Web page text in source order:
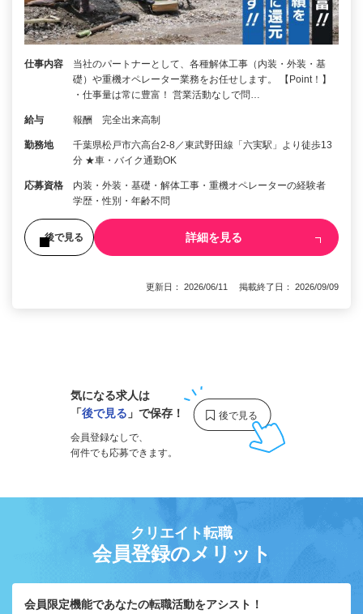
仕事内容
当社のパートナーとして、各種解体工事（内装・外装・基
礎）や重機オペレーター業務をお任せします。 【Point！】
・仕事量は常に豊富！ 営業活動なしで問…
給与 報酬 完全出来高制
勤務地
千葉県松戸市六高台2-8／東武野田線「六実駅」より徒歩13
分 ★車・バイク通勤OK
応募資格
内装・外装・基礎・解体工事・重機オペレーターの経験者
学歴・性別・年齢不問
後で見る 詳細を見る
更新日： 2026/06/11 掲載終了日： 2026/09/09
気になる求人は
「後で見る 」で保存！
会員登録なしで、
何件でも応募できます。
クリエイト転職
会員登録のメリット
会員限定機能であなたの転職活動をアシスト！